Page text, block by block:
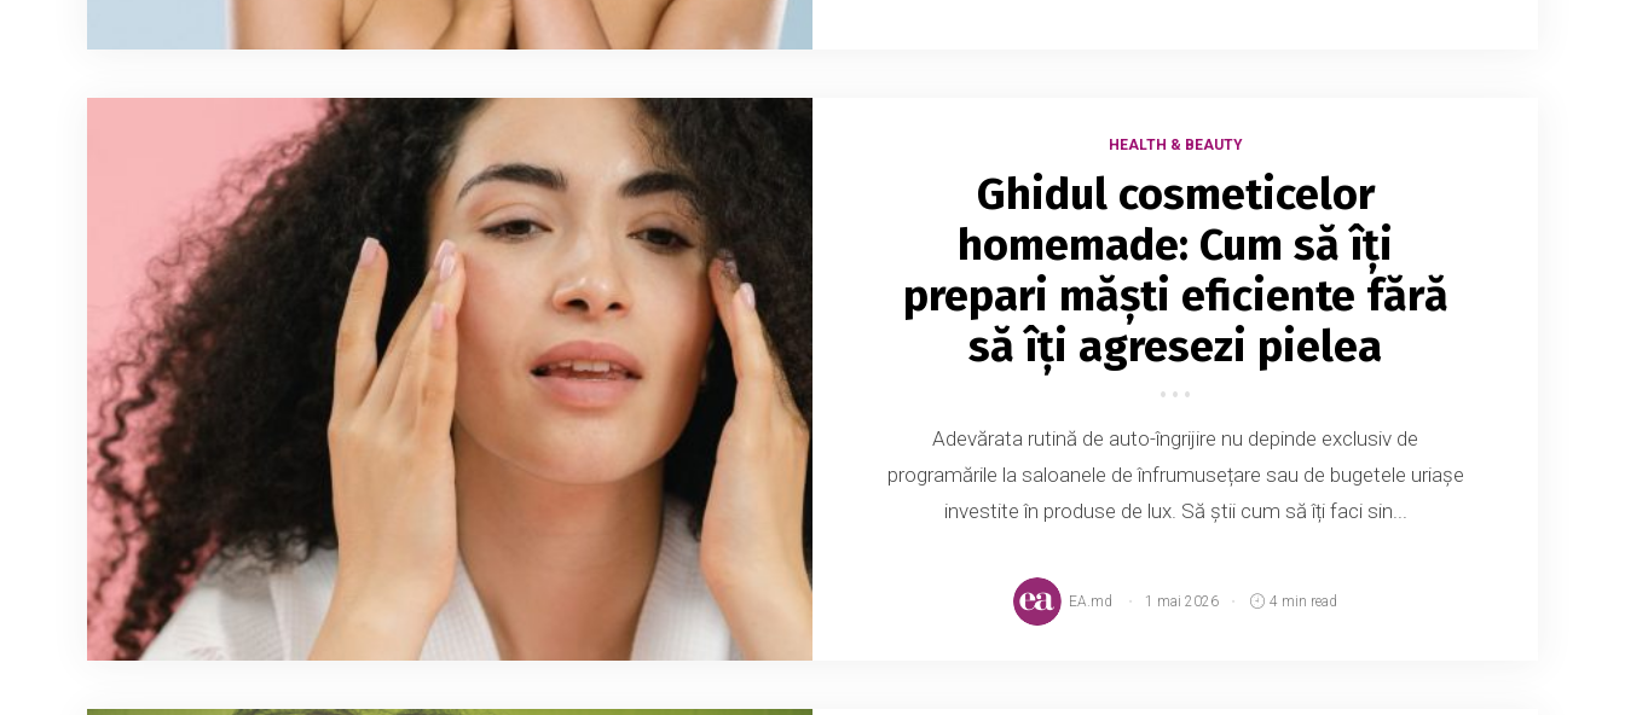
HEALTH & BEAUTY
Ghidul cosmeticelor
homemade: Cum să îți
prepari măști eficiente fără
să îți agresezi pielea
Adevărata rutină de auto-îngrijire nu depinde exclusiv de
programările la saloanele de înfrumusețare sau de bugetele uriașe
investite în produse de lux. Să știi cum să îți faci sin...
EA.md 1 mai 2026 4 min read